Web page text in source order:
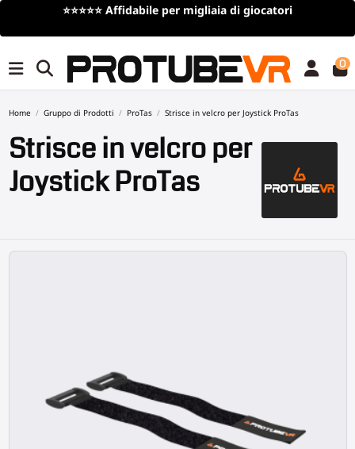
⭐⭐⭐⭐⭐ Affidabile per migliaia di giocatori
0
Home Gruppo di Prodotti ProTas Strisce in velcro per Joystick ProTas
Strisce in velcro per
Joystick ProTas